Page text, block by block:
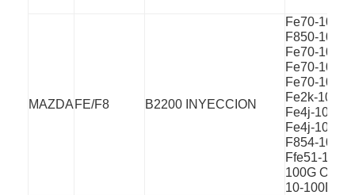
MAZDA FE/F8 B2200 INYECCION
Fe70-10-
F850-10-
Fe70-10-
Fe70-10-
Fe70-10-
Fe2k-10-
Fe4j-10-
Fe4j-10-
F854-10-
Ffe51-10-
100G
10-100D